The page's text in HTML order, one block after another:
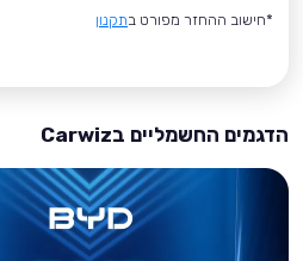
*חישוב ההחזר מפורט בתקנון
הדגמים החשמליים בCarwiz